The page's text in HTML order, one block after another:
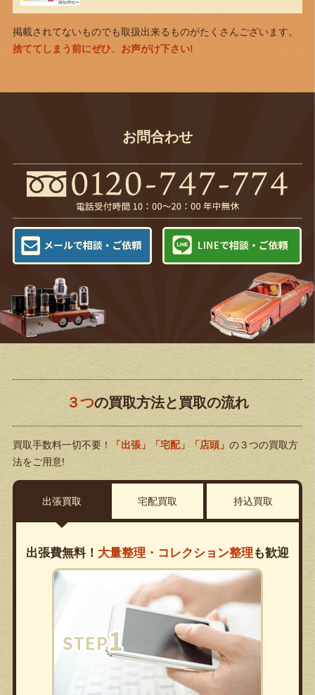
掲載されてないものでも取扱出来るものがたくさんございます。
捨ててしまう前にぜひ、お声がけ下さい!
お問合わせ
３つの買取方法と買取の流れ
買取手数料一切不要！ 「出張」「宅配」「店頭」 の３つの買取方
法をご用意!
出張買取 宅配買取 持込買取
出張費無料！ 大量整理・コレクション整理 も歓迎